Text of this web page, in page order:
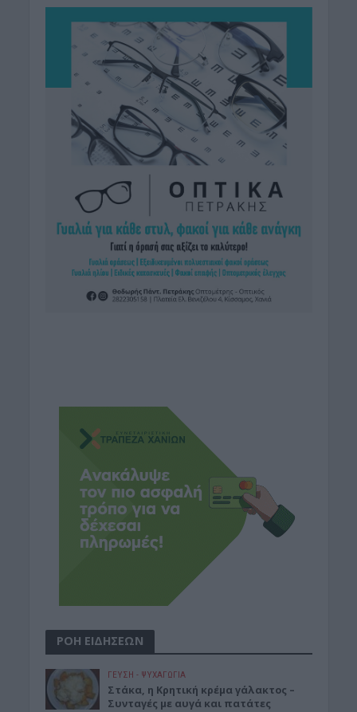
ΡΟΗ ΕΙΔΗΣΕΩΝ
ΓΕΎΣΗ - ΨΥΧΑΓΩΓΊΑ
Στάκα, η Κρητική κρέμα γάλακτος –
Συνταγές με αυγά και πατάτες